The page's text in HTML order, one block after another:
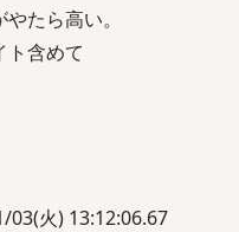
たら高い。
ト含めて
03(火) 13:12:06.67